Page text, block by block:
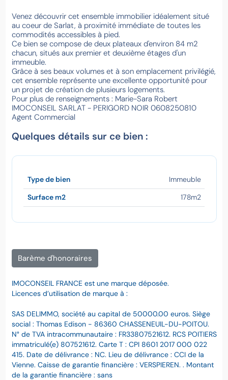
Venez découvrir cet ensemble immobilier idéalement situé
au coeur de Sarlat, à proximité immédiate de toutes les
commodités accessibles à pied.
Ce bien se compose de deux plateaux d'environ 84 m2
chacun, situés aux premier et deuxième étages d'un
immeuble.
Grâce à ses beaux volumes et à son emplacement privilégié,
cet ensemble représente une excellente opportunité pour
un projet de création de plusieurs logements.
Pour plus de renseignements : Marie-Sara Robert
IMOCONSEIL SARLAT - PERIGORD NOIR 0608250810
Agent Commercial
Quelques détails sur ce bien :
Type de bien Immeuble
Surface m2 178m2
Barème d'honoraires
IMOCONSEIL FRANCE est une marque déposée.
Licences d’utilisation de marque à :
SAS DELIMMO, société au capital de 50000.00 euros. Siège
social : Thomas Edison - 86360 CHASSENEUIL-DU-POITOU.
N° de TVA intracommunautaire : FR33807521612. RCS POITIERS
immatriculé(e) 807521612. Carte T : CPI 8601 2017 000 022
415. Date de délivrance : NC. Lieu de délivrance : CCI de la
Vienne. Caisse de garantie financière : VERSPIEREN. . Montant
de la garantie financière : sans